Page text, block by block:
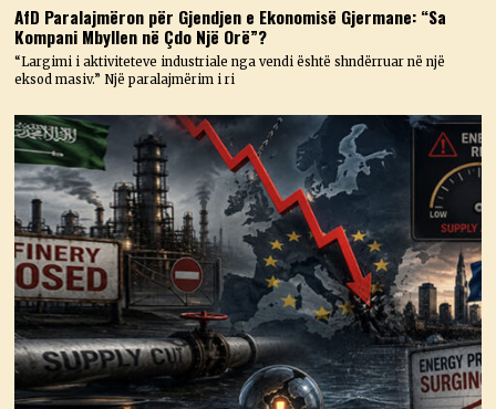
AfD Paralajmëron për Gjendjen e Ekonomisë Gjermane: “Sa
Kompani Mbyllen në Çdo Një Orë”?
“Largimi i aktiviteteve industriale nga vendi është shndërruar në një
eksod masiv.” Një paralajmërim i ri